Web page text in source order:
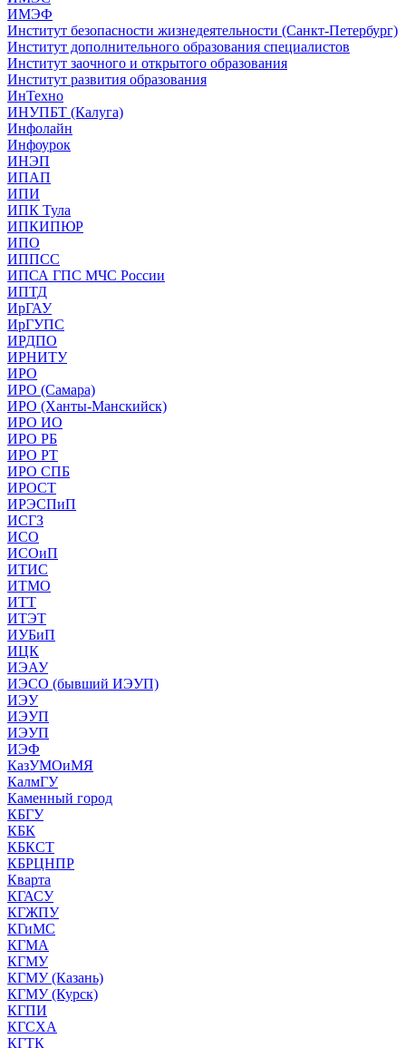
ИМЭФ
Институт безопасности жизнедеятельности (Санкт-Петербург)
Институт дополнительного образования специалистов
Институт заочного и открытого образования
Институт развития образования
ИнТехно
ИНУПБТ (Калуга)
Инфолайн
Инфоурок
ИНЭП
ИПАП
ИПИ
ИПК Тула
ИПКИПЮР
ИПО
ИППСС
ИПСА ГПС МЧС России
ИПТД
ИрГАУ
ИрГУПС
ИРДПО
ИРНИТУ
ИРО
ИРО (Самара)
ИРО (Ханты-Манскийск)
ИРО ИО
ИРО РБ
ИРО РТ
ИРО СПБ
ИРОСТ
ИРЭСПиП
ИСГЗ
ИСО
ИСОиП
ИТИС
ИТМО
ИТТ
ИТЭТ
ИУБиП
ИЦК
ИЭАУ
ИЭСО (бывший ИЭУП)
ИЭУ
ИЭУП
ИЭУП
ИЭФ
КазУМОиМЯ
КалмГУ
Каменный город
КБГУ
КБК
КБКСТ
КБРЦНПР
Кварта
КГАСУ
КГЖПУ
КГиМС
КГМА
КГМУ
КГМУ (Казань)
КГМУ (Курск)
КГПИ
КГСХА
КГТК